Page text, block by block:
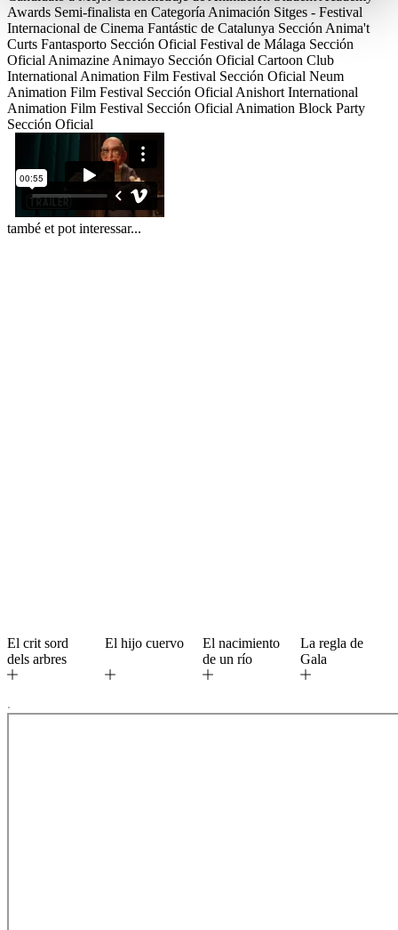
Awards Semi-finalista en Categoría Animación Sitges - Festival
Internacional de Cinema Fantástic de Catalunya Sección Anima't
Curts Fantasporto Sección Oficial Festival de Málaga Sección
Oficial Animazine Animayo Sección Oficial Cartoon Club
International Animation Film Festival Sección Oficial Neum
Animation Film Festival Sección Oficial Anishort International
Animation Film Festival Sección Oficial Animation Block Party
Sección Oficial
també et pot interessar...
El crit sord
dels arbres
El hijo cuervo
El nacimiento
de un río
La regla de
Gala